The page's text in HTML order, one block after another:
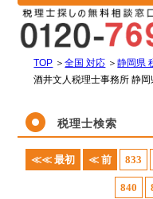
TOP ＞全国 対応 ＞静岡県
酒井文人税理士事務所 静
税理士検索
≪≪ 最初 ≪ 前 833
840